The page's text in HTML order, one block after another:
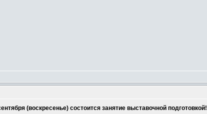
(воскресенье) состоится занятие выставочной подготовкой!